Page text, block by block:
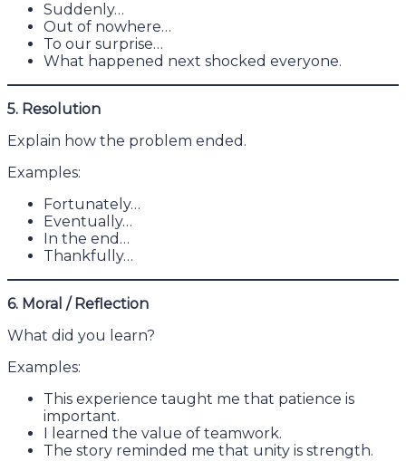
Suddenly…
Out of nowhere…
To our surprise…
What happened next shocked everyone.
5. Resolution
Explain how the problem ended.
Examples:
Fortunately…
Eventually…
In the end…
Thankfully…
6. Moral / Reflection
What did you learn?
Examples:
This experience taught me that patience is
important.
I learned the value of teamwork.
The story reminded me that unity is strength.